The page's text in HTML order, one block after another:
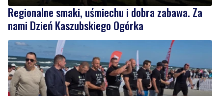
Regionalne smaki, uśmiechu i dobra zabawa. Za
nami Dzień Kaszubskiego Ogórka